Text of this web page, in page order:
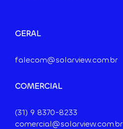
GERAL
falecom@solarview.com.br
COMERCIAL
(31) 9 8370-8233
comercial@solarview.com.br